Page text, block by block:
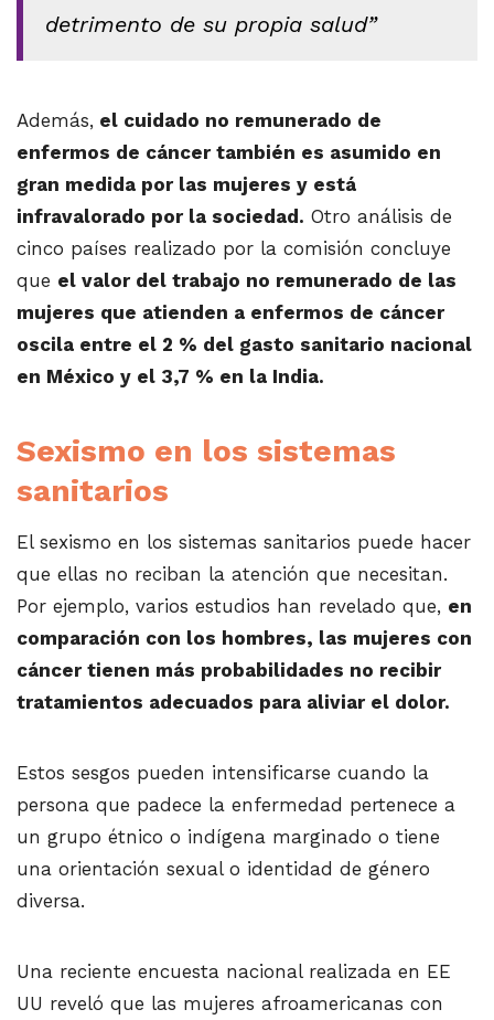
detrimento de su propia salud”
Además, el cuidado no remunerado de
enfermos de cáncer también es asumido en
gran medida por las mujeres y está
infravalorado por la sociedad. Otro análisis de
cinco países realizado por la comisión concluye
que el valor del trabajo no remunerado de las
mujeres que atienden a enfermos de cáncer
oscila entre el 2 % del gasto sanitario nacional
en México y el 3,7 % en la India.
Sexismo en los sistemas
sanitarios
El sexismo en los sistemas sanitarios puede hacer
que ellas no reciban la atención que necesitan.
Por ejemplo, varios estudios han revelado que, en
comparación con los hombres, las mujeres con
cáncer tienen más probabilidades no recibir
tratamientos adecuados para aliviar el dolor.
Estos sesgos pueden intensificarse cuando la
persona que padece la enfermedad pertenece a
un grupo étnico o indígena marginado o tiene
una orientación sexual o identidad de género
diversa.
Una reciente encuesta nacional realizada en EE
UU reveló que las mujeres afroamericanas con